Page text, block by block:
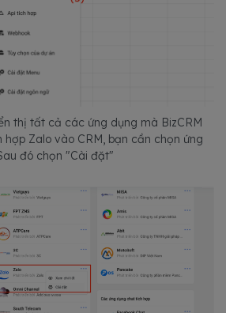
thị tất cả các ứng dụng mà BizCRM
Zalo vào CRM, bạn cần chọn ứng
đó chọn "Cài đặt"